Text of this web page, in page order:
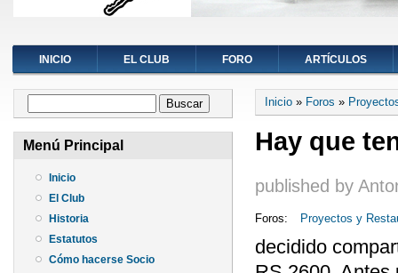
INICIO EL CLUB FORO ARTÍCULOS
Formulario de búsqueda
Menú Principal
Inicio
El Club
Historia
Estatutos
Cómo hacerse Socio
Se encuentra
Inicio » Foros »
Hay que
published by
Foros: Proyectos y
decidido